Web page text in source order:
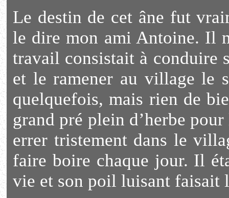
Le destin de cet âne fut
le dire mon ami Antoine. Il
travail consistait à conduire
et le ramener au village le
quelquefois, mais rien de
grand pré plein d’herbe
errer tristement dans le
faire boire chaque jour. Il
vie et son poil luisant faisait